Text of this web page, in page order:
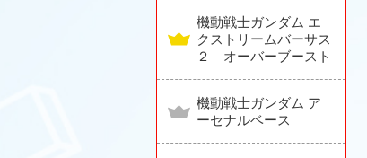
機動戦士ガンダム エ
クストリームバーサス
２ オーバーブースト
機動戦士ガンダム ア
ーセナルベース